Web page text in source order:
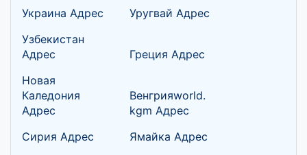
Украина Адрес
Уругвай Адрес
Узбекистан
Адрес
Греция Адрес
Новая
Каледония
Адрес
Венгрияworld.
kgm Адрес
Сирия Адрес
Ямайка Адрес